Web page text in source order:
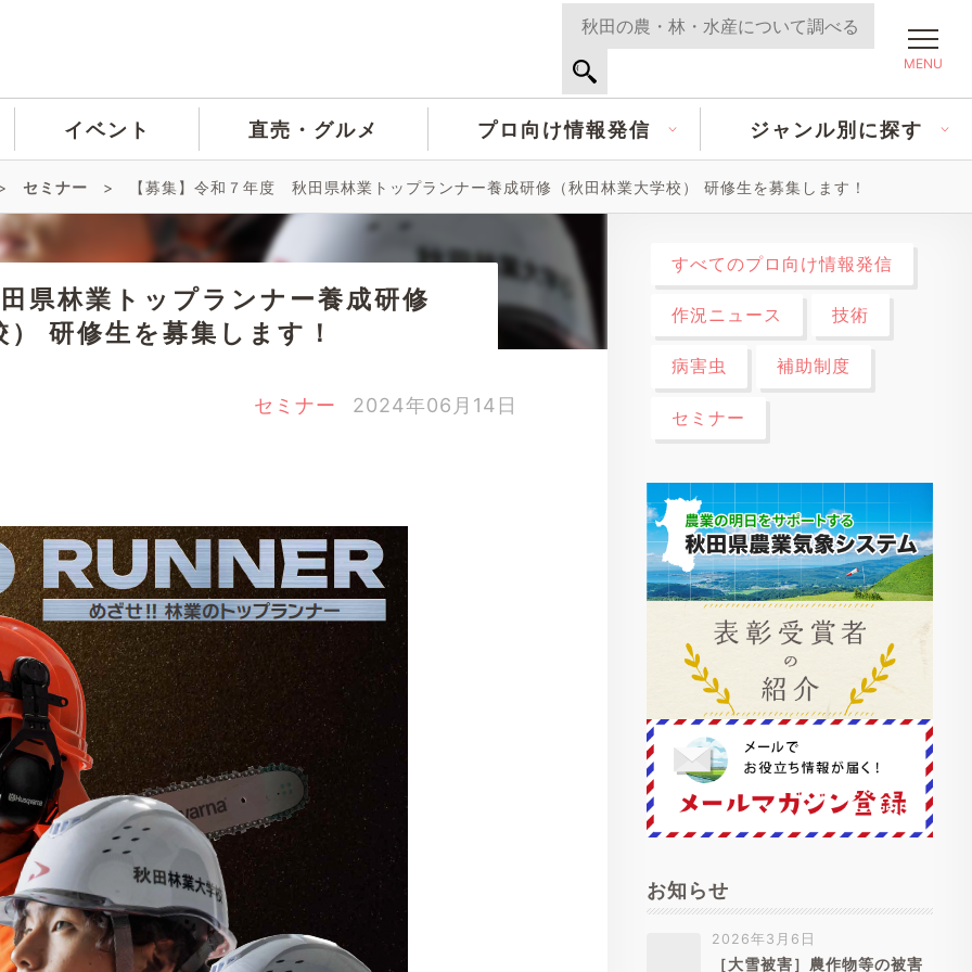
MENU
イベント 直売・グルメ プロ向け情報発信 ジャンル別に探す
セミナー > 【募集】令和７年度 秋田県林業トップランナー養成研修（秋田林業大学校） 研修生を募集します！
県林業トップランナー養成研修
研修生を募集します！
セミナー 2024年06月14日
すべてのプロ向け情報発信
作況ニュース 技術
病害虫 補助制度
セミナー
お知らせ
2026年3月6日
［大雪被害］農作物等の被害